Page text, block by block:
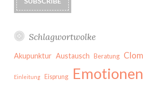
Schlagwortwolke
Akupunktur Austausch Beratung
Einleitung Eisprung Emotionen